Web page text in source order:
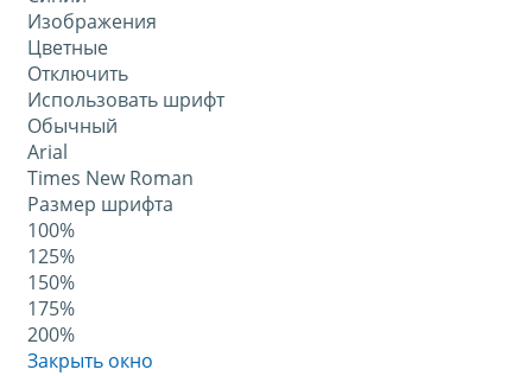
Изображения
Цветные
Отключить
Использовать шрифт
Обычный
Arial
Times New Roman
Размер шрифта
100%
125%
150%
175%
200%
Закрыть окно